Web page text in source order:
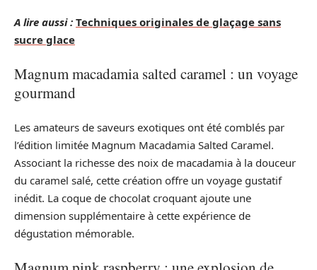
A lire aussi : Techniques originales de glaçage sans
sucre glace
Magnum macadamia salted caramel : un voyage
gourmand
Les amateurs de saveurs exotiques ont été comblés par
l’édition limitée Magnum Macadamia Salted Caramel.
Associant la richesse des noix de macadamia à la douceur
du caramel salé, cette création offre un voyage gustatif
inédit. La coque de chocolat croquant ajoute une
dimension supplémentaire à cette expérience de
dégustation mémorable.